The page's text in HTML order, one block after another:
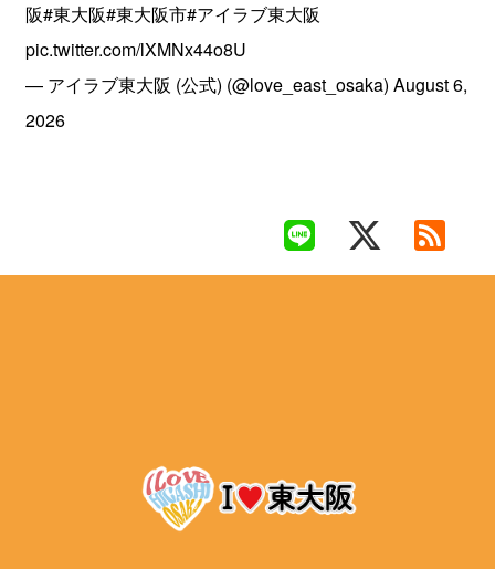
阪#東大阪#東大阪市#アイラブ東大阪
pic.twitter.com/lXMNx44o8U
— アイラブ東大阪 (公式) (@love_east_osaka)August 6,
2026